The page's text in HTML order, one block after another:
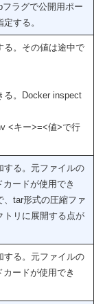
フラグで公開用ポー
する。
る。その値は途中で
る。Docker inspect
<キー>=<値>で行
する。元ファイルの
ードが使用でき
、tar形式の圧縮ファ
トリに展開する点が
する。元ファイルの
ードが使用でき